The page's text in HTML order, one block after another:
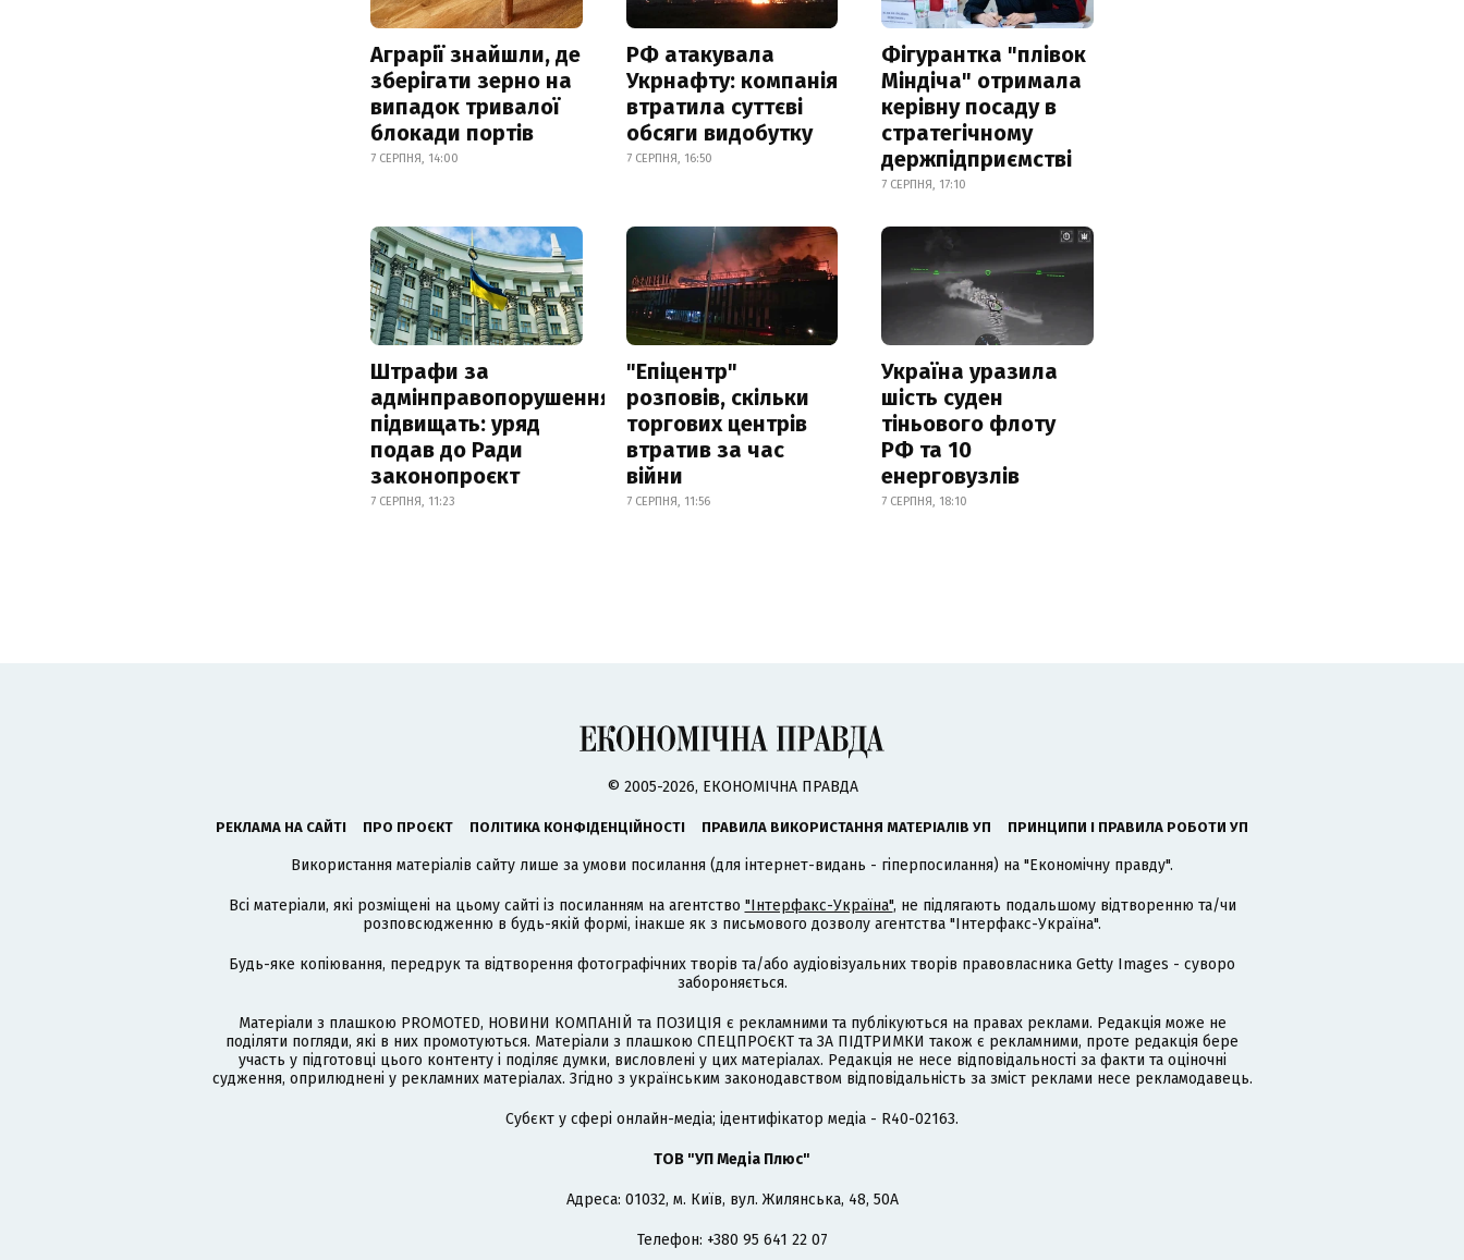
Аграрії знайшли, де
зберігати зерно на
випадок тривалої
блокади портів
7 СЕРПНЯ, 14:00
РФ атакувала
Укрнафту: компанія
втратила суттєві
обсяги видобутку
7 СЕРПНЯ, 16:50
Фігурантка "плівок
Міндіча" отримала
керівну посаду в
стратегічному
держпідприємстві
7 СЕРПНЯ, 17:10
Штрафи за
адмінправопорушення
підвищать: уряд
подав до Ради
законопроєкт
7 СЕРПНЯ, 11:23
"Епіцентр"
розповів, скільки
торгових центрів
втратив за час
війни
7 СЕРПНЯ, 11:56
Україна уразила
шість суден
тіньового флоту
РФ та 10
енерговузлів
7 СЕРПНЯ, 18:10
© 2005-2026, ЕКОНОМІЧНА ПРАВДА
РЕКЛАМА НА САЙТІ ПРО ПРОЄКТ ПОЛІТИКА КОНФІДЕНЦІЙНОСТІ ПРАВИЛА ВИКОРИСТАННЯ МАТЕРІАЛІВ УП ПРИНЦИПИ І ПРАВИЛА РОБОТИ УП
Використання матеріалів сайту лише за умови посилання (для інтернет-видань - гіперпосилання) на "Економічну правду".
Всі матеріали, які розміщені на цьому сайті із посиланням на агентство "Інтерфакс-Україна", не підлягають подальшому відтворенню та/чи
розповсюдженню в будь-якій формі, інакше як з письмового дозволу агентства "Інтерфакс-Україна".
Будь-яке копіювання, передрук та відтворення фотографічних творів та/або аудіовізуальних творів правовласника Getty Images - суворо
забороняється.
Матеріали з плашкою PROMOTED, НОВИНИ КОМПАНІЙ та ПОЗИЦІЯ є рекламними та публікуються на правах реклами. Редакція може не
поділяти погляди, які в них промотуються. Матеріали з плашкою СПЕЦПРОЄКТ та ЗА ПІДТРИМКИ також є рекламними, проте редакція бере
участь у підготовці цього контенту і поділяє думки, висловлені у цих матеріалах. Редакція не несе відповідальності за факти та оціночні
судження, оприлюднені у рекламних матеріалах. Згідно з українським законодавством відповідальність за зміст реклами несе рекламодавець.
Cубєкт у сфері онлайн-медіа; ідентифікатор медіа - R40-02163.
ТОВ "УП Медіа Плюс"
Адреса: 01032, м. Київ, вул. Жилянська, 48, 50А
Телефон: +380 95 641 22 07